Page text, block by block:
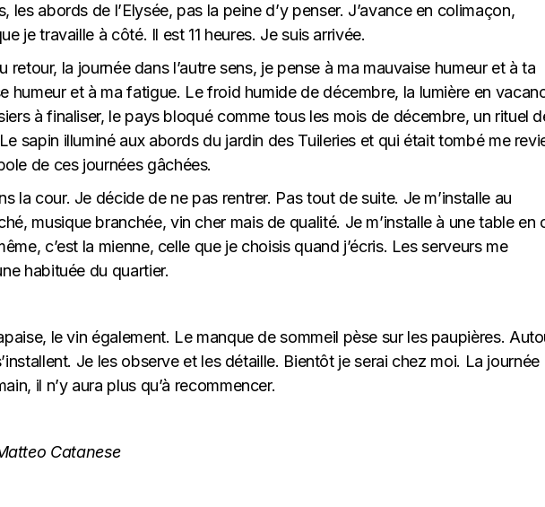
les abords de l’Elysée, pas la peine d’y penser. J’avance en colimaçon,
je travaille à côté. Il est 11 heures. Je suis arrivée.
retour, la journée dans l’autre sens, je pense à ma mauvaise humeur et à ta
humeur et à ma fatigue. Le froid humide de décembre, la lumière en
à finaliser, le pays bloqué comme tous les mois de décembre, un rituel
sapin illuminé aux abords du jardin des Tuileries et qui était tombé me
de ces journées gâchées.
la cour. Je décide de ne pas rentrer. Pas tout de suite. Je m’installe au
musique branchée, vin cher mais de qualité. Je m’installe à une table en
c’est la mienne, celle que je choisis quand j’écris. Les serveurs me
habituée du quartier.
le vin également. Le manque de sommeil pèse sur les paupières.
Je les observe et les détaille. Bientôt je serai chez moi. La journée
il n’y aura plus qu’à recommencer.
Catanese